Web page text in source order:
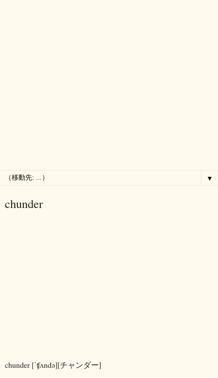
▼
chunder
chunder [ˈʧʌndə][チャンダー]